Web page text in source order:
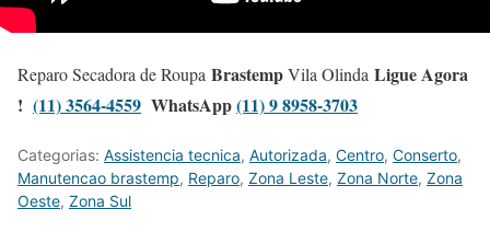
Reparo Secadora de Roupa BrastempVila Olinda Ligue Agora
! (11) 3564-4559 WhatsApp(11) 9 8958-3703
Categorias: Assistencia tecnica, Autorizada, Centro, Conserto,
Manutencao brastemp, Reparo, Zona Leste, Zona Norte, Zona
Oeste, Zona Sul